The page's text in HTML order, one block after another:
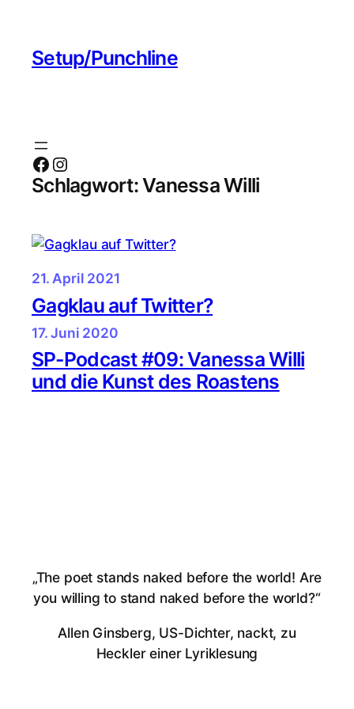
springen
Setup/Punchline
Facebook Instagram
Schlagwort:Vanessa Willi
21. April 2021
Gagklau auf Twitter?
17. Juni 2020
SP-Podcast #09: Vanessa Willi
und die Kunst des Roastens
„The poet stands naked before the world! Are
you willing to stand naked before the world?“
Allen Ginsberg, US-Dichter, nackt, zu
Heckler einer Lyriklesung